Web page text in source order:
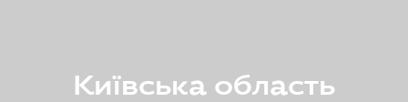
Київська область